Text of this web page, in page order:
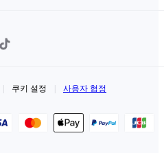
쿠키 설정 사용자 협정